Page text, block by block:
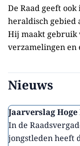
De Raad geeft
heraldisch gebied
Hij maakt gebruik
verzamelingen en
Nieuws
Jaarverslag Hoge
In de
jongstleden heeft